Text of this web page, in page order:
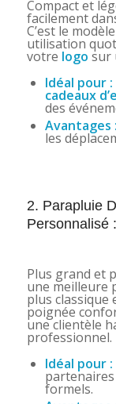
Compact et
facilement
C’est le
utilisation
votre logo sur
Idéal pour :
cadeaux
des
Avantages :
les
2. Parapluie
Personnalisé
Plus grand et
une meilleure
plus classique
poignée
une clientèle
professionnel.
Idéal pour :
partenaires
formels.